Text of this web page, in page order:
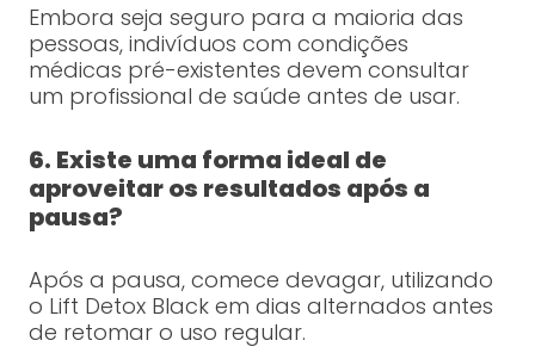
Embora seja seguro para a maioria das
pessoas, indivíduos com condições
médicas pré-existentes devem consultar
um profissional de saúde antes de usar.
6. Existe uma forma ideal de
aproveitar os resultados após a
pausa?
Após a pausa, comece devagar, utilizando
o Lift Detox Black em dias alternados antes
de retomar o uso regular.